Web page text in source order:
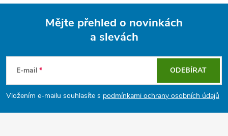
p
a
Mějte přehled o novinkách
a slevách
E-mail
Vložením e-mailu souhlasíte s podmínkami ochrany osobních údajů
ODEBÍRAT